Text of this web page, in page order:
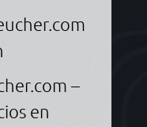
–
en